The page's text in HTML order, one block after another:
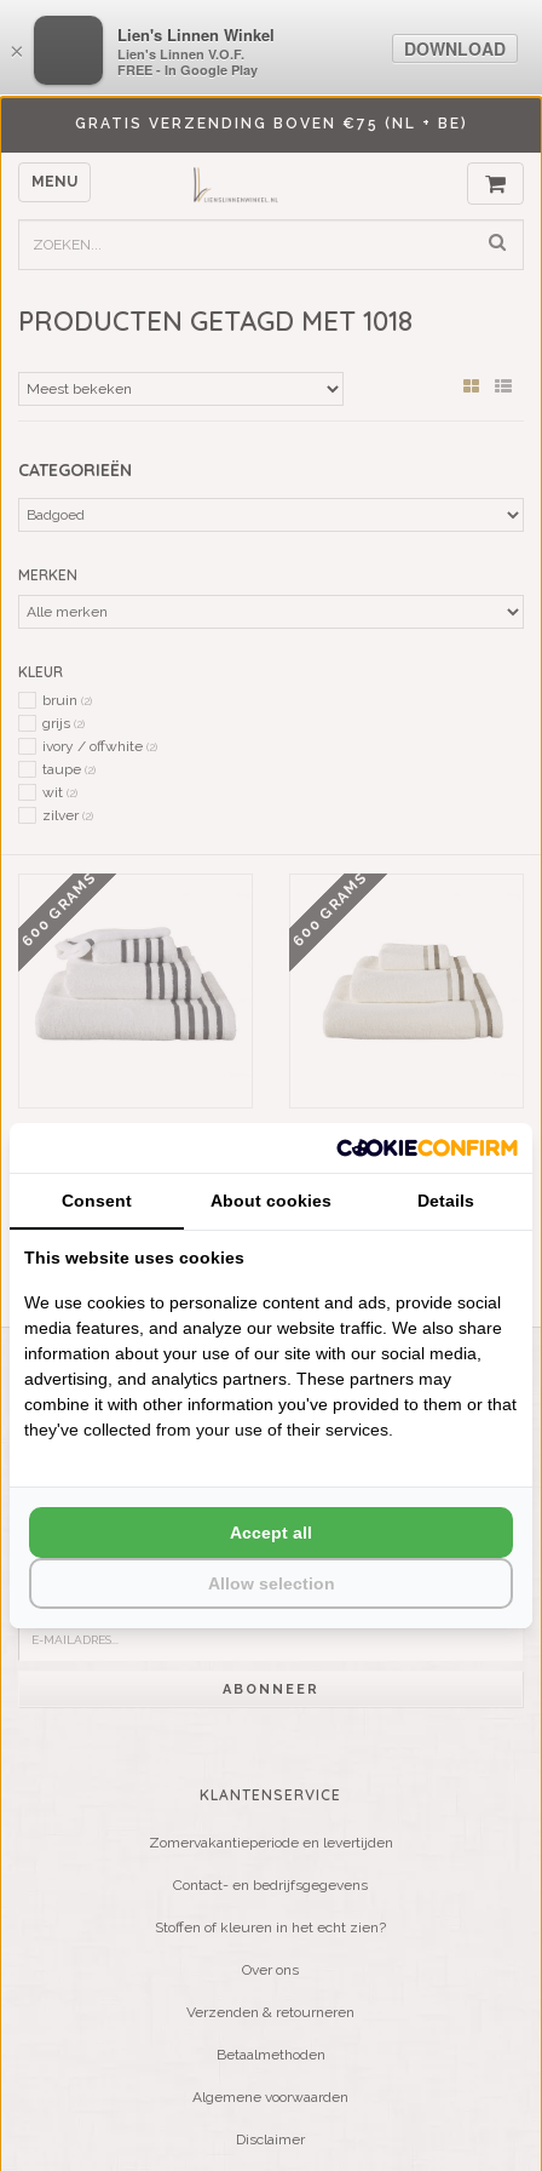
GRATIS VERZENDING BOVEN €75 (NL + BE)
MENU
PRODUCTEN GETAGD MET 1018
CATEGORIEËN
MERKEN
KLEUR
bruin (2)
grijs (2)
ivory / offwhite (2)
taupe (2)
wit (2)
zilver(2)
600 GRAMS
€20,00
600 GRAMS
MIRABEL SLABBINCK BADLIJN
CORVUS 1018, VANAF
€19,00
LIENSLINNENWINKEL.NL
VRAGEN? BEL DAN
+31 (0) 575 511817
NIEUWSBRIEF
Wilt u op de hoogte blijven?
Word lid van onze mailinglijst:
ABONNEER
KLANTENSERVICE
Zomervakantieperiode en levertijden
Contact- en bedrijfsgegevens
Stoffen of kleuren in het echt zien?
Over ons
Verzenden & retourneren
Betaalmethoden
Algemene voorwaarden
Disclaimer
×
LiensLinnenwinkel.nl
Lien's Linnen V.O.F.
FREE - In Google Play
DOWNLOAD
Consent About cookies Details
This website uses cookies
We use cookies to personalize content and ads, provide social
media features, and analyze our website traffic. We also share
information about your use of our site with our social media,
advertising, and analytics partners. These partners may
combine it with other information you've provided to them or that
they've collected from your use of their services.
Allow selection
Accept all
×
Lien's Linnen Winkel
Lien's Linnen V.O.F.
FREE - In Google Play
DOWNLOAD